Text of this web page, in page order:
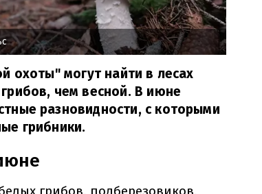
охоты" могут найти в лесах
чем весной. В июне
разновидности, с которыми
грибники.